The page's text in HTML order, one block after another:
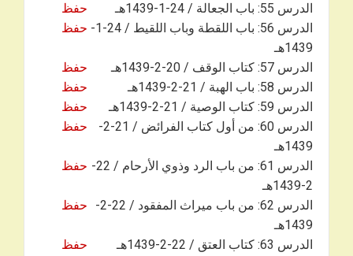
الدرس 55: باب الجعالة / 24-1-1439هـ
حفظ
الدرس 56: باب اللقطة وباب اللقيط / 24-1-
1439هـ
حفظ
الدرس 57: كتاب الوقف / 20-2-1439هـ
حفظ
الدرس 58: باب الهبة / 21-2-1439هـ
حفظ
الدرس 59: كتاب الوصية / 21-2-1439هـ
حفظ
الدرس 60: من أول كتاب الفرائض / 21-2-
1439هـ
حفظ
الدرس 61: من باب الرد وذوي الأرحام / 22-
2-1439هـ
حفظ
الدرس 62: من باب ميراث المفقود / 22-2-
1439هـ
حفظ
الدرس 63: كتاب العتق / 22-2-1439هـ
حفظ